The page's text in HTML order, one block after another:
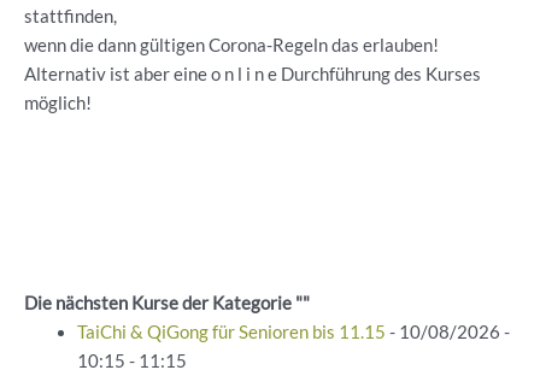
stattfinden,
wenn die dann gültigen Corona-Regeln das erlauben!
Alternativ ist aber eine o n l i n e Durchführung des Kurses
möglich!
Die nächsten Kurse der Kategorie ""
TaiChi & QiGong für Senioren bis 11.15 - 10/08/2026 -
10:15 - 11:15